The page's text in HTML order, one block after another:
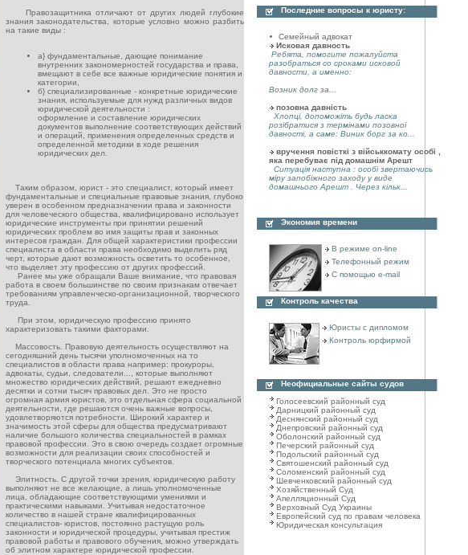
Правозащитника отличают от других людей глубокие
знания законодательства, которые условно можно разбить
на такие виды :
а} фундаментальные, дающие понимание
внутренних закономерностей государства и права,
вмещают в себе все важные юридические понятия и
категории,
б} специализированные - конкретные юридические
знания, используемые для нужд различных видов
юридической деятельности :
оформление и составление юридических
документов выполнение соответствующих действий
и операций, применения определенных средств и
определенной методики в ходе решения
юридических дел.
Таким образом, юрист - это специалист, который имеет
фундаментальные и специальные правовые знания, глубоко
уверен в особенном предназначении права и законности
для человеческого общества, квалифицировано использует
юридические инструменты при принятии решений
юридических проблем во имя защиты прав и законных
интересов граждан. Для общей характеристики профессии
специалиста в области права необходимо выделить ряд
черт, которые дают возможность осветить то особенное,
что выделяет эту профессию от других профессий.
Ранее мы уже обращали Ваше внимание, что правовая
работа в своем большинстве по своим признакам отвечает
требованиям управленческо-организационной, творческого
труда.
При этом, юридическую профессию принято
характеризовать такими факторами.
Массовость. Правовую деятельность осуществляют на
сегодняшний день тысячи уполномоченных на то
специалистов в области права например: прокуроры,
адвокаты, судьи, следователи..., которые выполняют
множество юридических действий, решают ежедневно
десятки и сотни тысяч правовых дел. Это не просто
огромная армия юристов, это отдельная сфера социальной
деятельности, где решаются очень важные вопросы,
удовлетворяются потребности. Широкий характер и
значимость этой сферы для общества предусматривают
наличие большого количества специальностей в рамках
правовой профессии. Это в свою очередь создает огромные
возможности для реализации своих способностей и
творческого потенциала многих субъектов.
Элитность. С другой точки зрения, юридическую работу
выполняют не все желающие, а лишь уполномоченные
лица, обладающие соответствующими умениями и
практическими навыками. Учитывая недостаточное
количество в нашей стране квалифицированных
специалистов- юристов, постоянно растущую роль
законности и юридической процедуры, учитывая престиж
правовой работы и правового обучения, можно утверждать
об элитном характере юридической профессии.
Последние вопросы к юристу:
Семейный адвокат
Исковая давность
Ребята, помогите пожалуйста
разобраться со сроками исковой
давности, а именно:
Возник долг за...
позовна давність
Хлопці, допоможіть будь ласка
розібратися з термінами позовної
давності, а саме: Виник борг за ко...
вручення повісткі з військкомату особі ,
яка перебуває під домашнім Арешт
Ситуація наступна : особі звертаючись
міру запобіжного заходу у виде
домашнього Арешт . Через кільк...
Экономия времени
В режиме on-line
Телефонный режим
С помощью e-mail
Контроль качества
Юристы с дипломом
Контроль юрфирмой
Неофициальные сайты судов
Голосеевский районный cуд
Дарницкий районный cуд
Деснянский районный cуд
Днепровский районный cуд
Оболонский районный суд
Печерский районный cуд
Подольский районный cуд
Святошенский районный cуд
Соломенский районный cуд
Шевченковский районный cуд
Хозяйственный Суд
Апелляционный Суд
Верховный Суд Украины
Европейский суд по правам человека
Юридическая консультация